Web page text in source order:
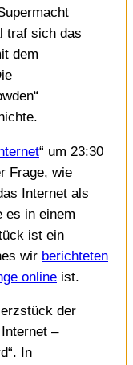
traf sich das
dem
“ um 23:30
Frage, wie
Internet als
es in einem
ist ein
wir berichteten
online ist.
der
–
In